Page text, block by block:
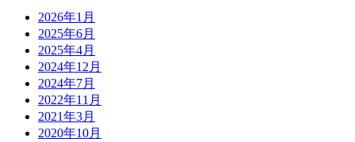
2026年1月
2025年6月
2025年4月
2024年12月
2024年7月
2022年11月
2021年3月
2020年10月